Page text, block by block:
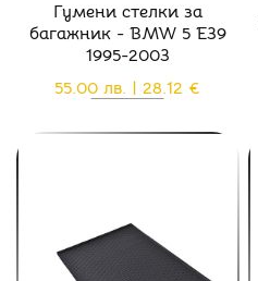
Гумени стелки за
багажник - BMW 5 E39
1995-2003
55.00 лв. | 28.12 €